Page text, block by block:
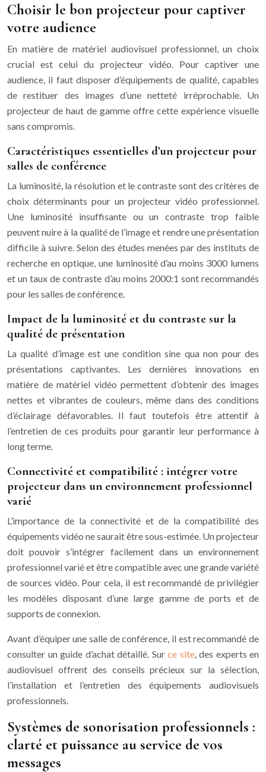
Choisir le bon projecteur pour captiver
votre audience
En matière de matériel audiovisuel professionnel, un choix
crucial est celui du projecteur vidéo. Pour captiver une
audience, il faut disposer d’équipements de qualité, capables
de restituer des images d’une netteté irréprochable. Un
projecteur de haut de gamme offre cette expérience visuelle
sans compromis.
Caractéristiques essentielles d’un projecteur pour
salles de conférence
La luminosité, la résolution et le contraste sont des critères de
choix déterminants pour un projecteur vidéo professionnel.
Une luminosité insuffisante ou un contraste trop faible
peuvent nuire à la qualité de l’image et rendre une présentation
difficile à suivre. Selon des études menées par des instituts de
recherche en optique, une luminosité d’au moins 3000 lumens
et un taux de contraste d’au moins 2000:1 sont recommandés
pour les salles de conférence.
Impact de la luminosité et du contraste sur la
qualité de présentation
La qualité d’image est une condition sine qua non pour des
présentations captivantes. Les dernières innovations en
matière de matériel vidéo permettent d’obtenir des images
nettes et vibrantes de couleurs, même dans des conditions
d’éclairage défavorables. Il faut toutefois être attentif à
l’entretien de ces produits pour garantir leur performance à
long terme.
Connectivité et compatibilité : intégrer votre
projecteur dans un environnement professionnel
varié
L’importance de la connectivité et de la compatibilité des
équipements vidéo ne saurait être sous-estimée. Un projecteur
doit pouvoir s’intégrer facilement dans un environnement
professionnel varié et être compatible avec une grande variété
de sources vidéo. Pour cela, il est recommandé de privilégier
les modèles disposant d’une large gamme de ports et de
supports de connexion.
Avant d’équiper une salle de conférence, il est recommandé de
consulter un guide d’achat détaillé. Sur ce site, des experts en
audiovisuel offrent des conseils précieux sur la sélection,
l’installation et l’entretien des équipements audiovisuels
professionnels.
Systèmes de sonorisation professionnels :
clarté et puissance au service de vos
messages